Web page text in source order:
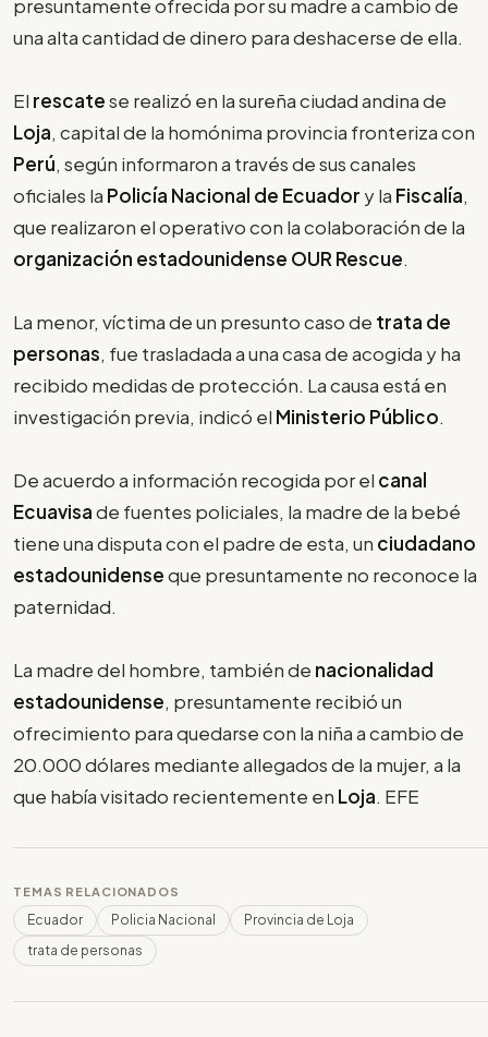
presuntamente ofrecida por su madre a cambio de
una alta cantidad de dinero para deshacerse de ella.
El rescatese realizó en la sureña ciudad andina de
Loja, capital de la homónima provincia fronteriza con
Perú, según informaron a través de sus canales
oficiales la Policía Nacional de Ecuador y la Fiscalía,
que realizaron el operativo con la colaboración de la
organización estadounidense OUR Rescue.
La menor, víctima de un presunto caso de trata de
personas, fue trasladada a una casa de acogida y ha
recibido medidas de protección. La causa está en
investigación previa, indicó el Ministerio Público.
De acuerdo a información recogida por el canal
Ecuavisade fuentes policiales, la madre de la bebé
tiene una disputa con el padre de esta, un ciudadano
estadounidenseque presuntamente no reconoce la
paternidad.
La madre del hombre, también de nacionalidad
estadounidense, presuntamente recibió un
ofrecimiento para quedarse con la niña a cambio de
20.000 dólares mediante allegados de la mujer, a la
que había visitado recientemente en Loja. EFE
TEMAS RELACIONADOS
Ecuador Policia Nacional
Provincia de Loja
trata de personas